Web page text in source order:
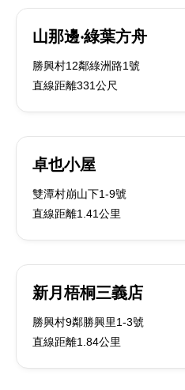
山那邊‧綠葉方舟
勝興村12鄰綠洲路1號
直線距離331公尺
卓也小屋
雙潭村崩山下1-9號
直線距離1.41公里
新月梧桐三義店
勝興村9鄰勝興里1-3號
直線距離1.84公里